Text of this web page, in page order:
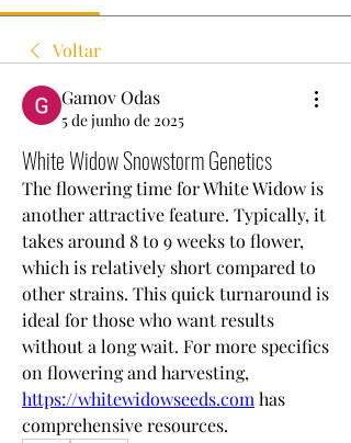
Voltar
Gamov Odas
5 de junho de 2025
White Widow Snowstorm Genetics
The flowering time for White Widow is
another attractive feature. Typically, it
takes around 8 to 9 weeks to flower,
which is relatively short compared to
other strains. This quick turnaround is
ideal for those who want results
without a long wait. For more specifics
https://whitewidowseeds.com has
comprehensive resources.